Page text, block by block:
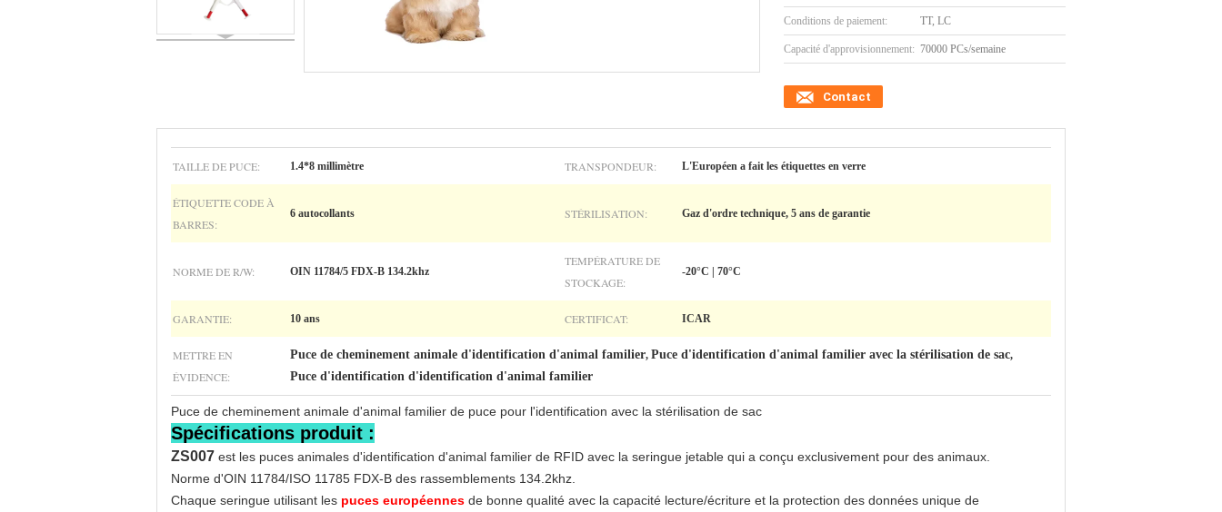
Conditions de paiement: TT, LC
Capacité d'approvisionnement: 70000 PCs/semaine
Contact
TAILLE DE PUCE: 1.4*8 millimètre TRANSPONDEUR: L'Européen a fait les étiquettes en verre
ÉTIQUETTE CODE À
BARRES:
6 autocollants STÉRILISATION: Gaz d'ordre technique, 5 ans de garantie
NORME DE R/W: OIN 11784/5 FDX-B 134.2khz
TEMPÉRATURE DE
STOCKAGE:
-20°C | 70°C
GARANTIE: 10 ans CERTIFICAT: ICAR
METTRE EN
ÉVIDENCE:
Puce de cheminement animale d'identification d'animal familier, Puce d'identification d'animal familier avec la stérilisation de sac,
Puce d'identification d'identification d'animal familier
Puce de cheminement animale d'animal familier de puce pour l'identification avec la stérilisation de sac
Spécifications produit :
ZS007 est les puces animales d'identification d'animal familier de RFID avec la seringue jetable qui a conçu exclusivement pour des animaux.
Norme d'OIN 11784/ISO 11785 FDX-B des rassemblements 134.2khz.
Chaque seringue utilisant les puces européennes de bonne qualité avec la capacité lecture/écriture et la protection des données unique de